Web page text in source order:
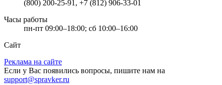
(800) 200-25-91, +7 (812) 906-33-01
Часы работы
пн-пт 09:00–18:00; сб 10:00–16:00
Сайт
Реклама на сайте
Если у Вас появились вопросы, пишите нам на
support@spravker.ru